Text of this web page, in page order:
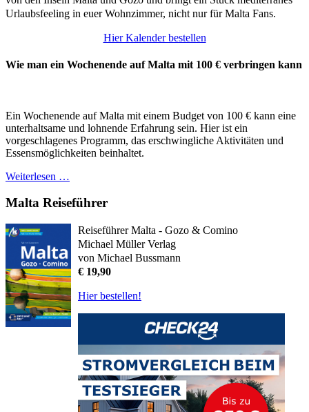
Urlaubsfeeling in euer Wohnzimmer, nicht nur für Malta Fans.
Hier Kalender bestellen
Wie man ein Wochenende auf Malta mit 100 € verbringen kann
Ein Wochenende auf Malta mit einem Budget von 100 € kann eine
unterhaltsame und lohnende Erfahrung sein. Hier ist ein
vorgeschlagenes Programm, das erschwingliche Aktivitäten und
Essensmöglichkeiten beinhaltet.
Weiterlesen …
Malta Reiseführer
Reiseführer Malta - Gozo & Comino
Michael Müller Verlag
von Michael Bussmann
€ 19,90
Hier bestellen!